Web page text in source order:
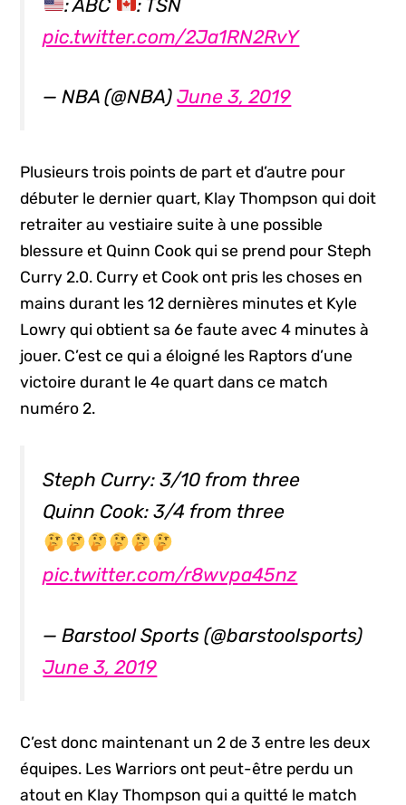
: ABC
: TSN
pic.twitter.com/2Ja1RN2RvY
— NBA (@NBA)June 3, 2019
Plusieurs trois points de part et d’autre pour
débuter le dernier quart, Klay Thompson qui doit
retraiter au vestiaire suite à une possible
blessure et Quinn Cook qui se prend pour Steph
Curry 2.0. Curry et Cook ont pris les choses en
mains durant les 12 dernières minutes et Kyle
Lowry qui obtient sa 6e faute avec 4 minutes à
jouer. C’est ce qui a éloigné les Raptors d’une
victoire durant le 4e quart dans ce match
numéro 2.
Steph Curry: 3/10 from three
Quinn Cook: 3/4 from three
pic.twitter.com/r8wvpa45nz
— Barstool Sports (@barstoolsports)
June 3, 2019
C’est donc maintenant un 2 de 3 entre les deux
équipes. Les Warriors ont peut-être perdu un
atout en Klay Thompson qui a quitté le match